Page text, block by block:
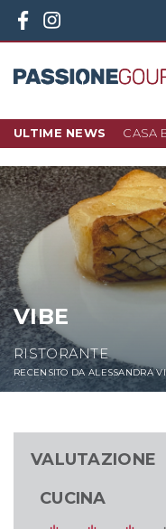
ULTIME NEWS
CASA
10
VIBE
RISTORANTE
RECENSITO DA ALESSANDRA
VALUTAZIONE
CUCINA